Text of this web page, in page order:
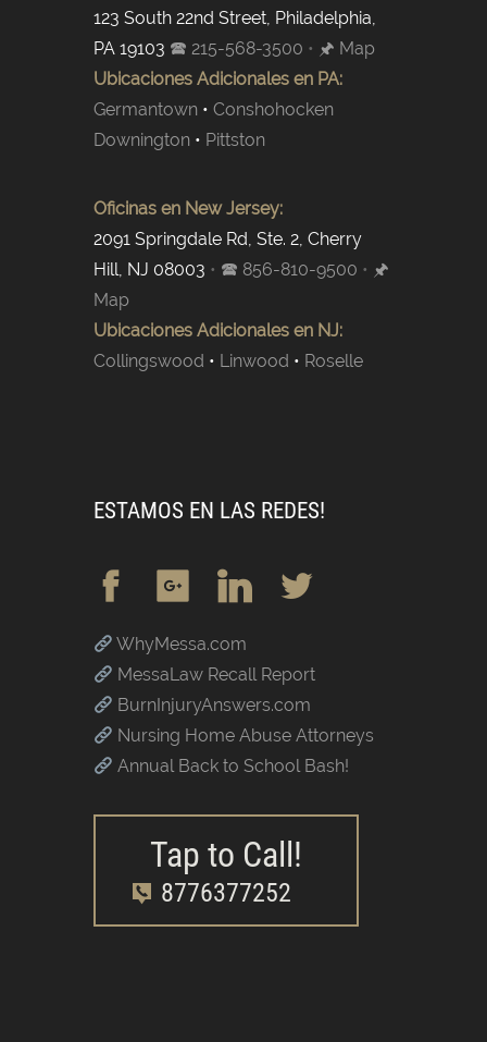
123 South 22nd Street, Philadelphia,
PA 19103 🕿 215-568-3500 • 🖈 Map
Ubicaciones Adicionales en PA:
Germantown • Conshohocken
Downington • Pittston
Oficinas en New Jersey:
2091 Springdale Rd, Ste. 2, Cherry
Hill, NJ 08003 • 🕿 856-810-9500 • 🖈
Map
Ubicaciones Adicionales en NJ:
Collingswood • Linwood • Roselle
ESTAMOS EN LAS REDES!
WhyMessa.com
MessaLaw Recall Report
BurnInjuryAnswers.com
Nursing Home Abuse Attorneys
Annual Back to School Bash!
Tap to Call!
8776377252